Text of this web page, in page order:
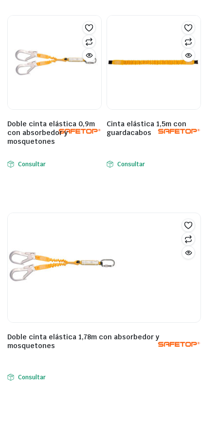
Doble cinta elástica 0,9m
con absorbedor y
mosquetones
Consultar
Cinta elástica 1,5m con
guardacabos
Consultar
Doble cinta elástica 1,78m con absorbedor y
mosquetones
Consultar